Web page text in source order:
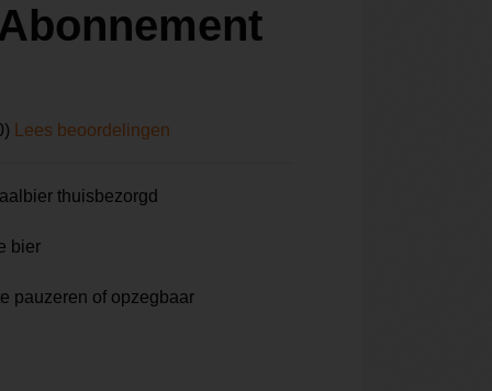
Lees beoordelingen
thuisbezorgd
bier
pauzeren of opzegbaar